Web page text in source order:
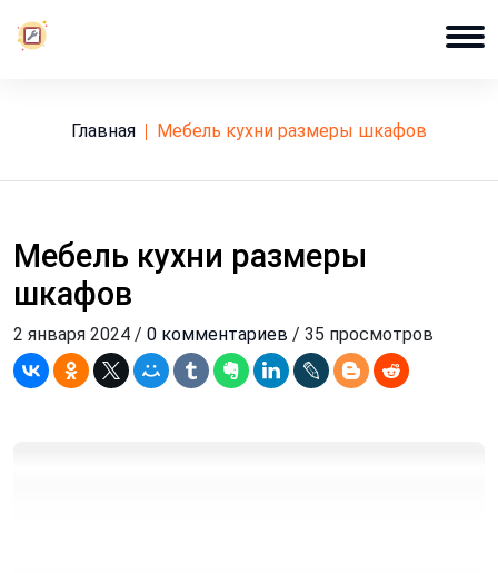
Главная мебель кухни размеры шкафов
Мебель кухни размеры
шкафов
2 января 2024 / 0 комментариев / 35 просмотров